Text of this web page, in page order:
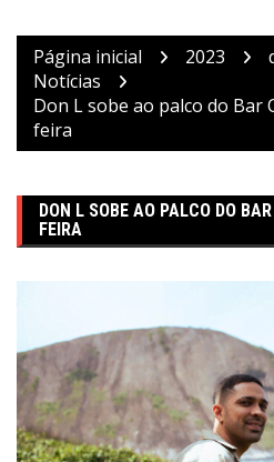
Página inicial 2023
Notícias
Don L sobe ao palco do Bar
feira
DON L SOBE AO PALCO DO
FEIRA